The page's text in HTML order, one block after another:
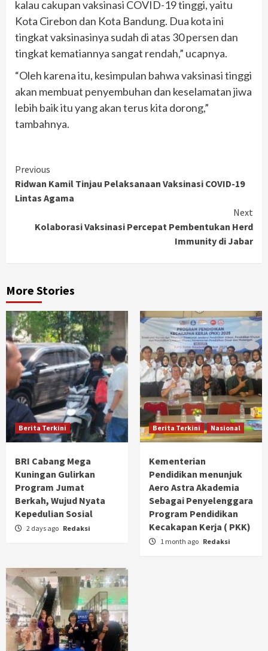
kalau cakupan vaksinasi COVID-19 tinggi, yaitu
Kota Cirebon dan Kota Bandung. Dua kota ini
tingkat vaksinasinya sudah di atas 30 persen dan
tingkat kematiannya sangat rendah,” ucapnya.
“Oleh karena itu, kesimpulan bahwa vaksinasi tinggi
akan membuat penyembuhan dan keselamatan jiwa
lebih baik itu yang akan terus kita dorong,”
tambahnya.
Continue
Reading
Previous
Ridwan Kamil Tinjau Pelaksanaan Vaksinasi COVID-19
Lintas Agama
Next
Kolaborasi Vaksinasi Percepat Pembentukan Herd
Immunity di Jabar
More Stories
Berita Terkini
BRI Cabang Mega
Kuningan Gulirkan
Program Jumat
Berkah, Wujud Nyata
Kepedulian Sosial
2 days ago Redaksi
Berita Terkini Nasional
Kementerian
Pendidikan menunjuk
Aero Astra Akademia
Sebagai Penyelenggara
Program Pendidikan
Kecakapan Kerja ( PKK)
1 month ago Redaksi